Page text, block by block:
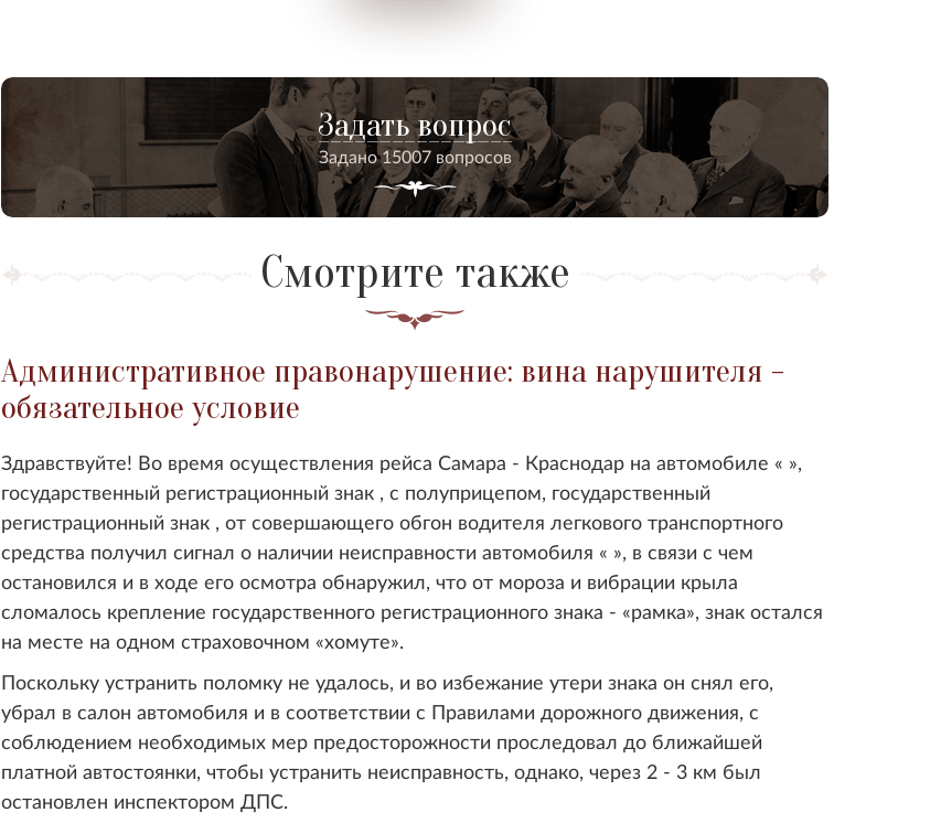
Задать вопрос
Задано 15007 вопросов
Смотрите также
Административное правонарушение: вина нарушителя -
обязательное условие
Здравствуйте! Во время осуществления рейса Самара - Краснодар на автомобиле « »,
государственный регистрационный знак , с полуприцепом, государственный
регистрационный знак , от совершающего обгон водителя легкового транспортного
средства получил сигнал о наличии неисправности автомобиля « », в связи с чем
остановился и в ходе его осмотра обнаружил, что от мороза и вибрации крыла
сломалось крепление государственного регистрационного знака - «рамка», знак остался
на месте на одном страховочном «хомуте».
Поскольку устранить поломку не удалось, и во избежание утери знака он снял его,
убрал в салон автомобиля и в соответствии с Правилами дорожного движения, с
соблюдением необходимых мер предосторожности проследовал до ближайшей
платной автостоянки, чтобы устранить неисправность, однако, через 2 - 3 км был
остановлен инспектором ДПС.